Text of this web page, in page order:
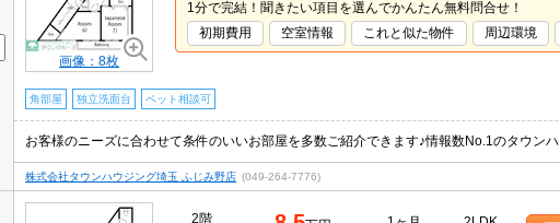
画像：8枚
1分で完結！聞きたい項目を選んでかんたん無料問合せ！
初期費用
空室情報 これと似た物件 周辺環境
角部屋 独立洗面台 ペット相談可
株式会社タウンハウジング埼玉 ふじみ野店 (049-264-7776)
2階